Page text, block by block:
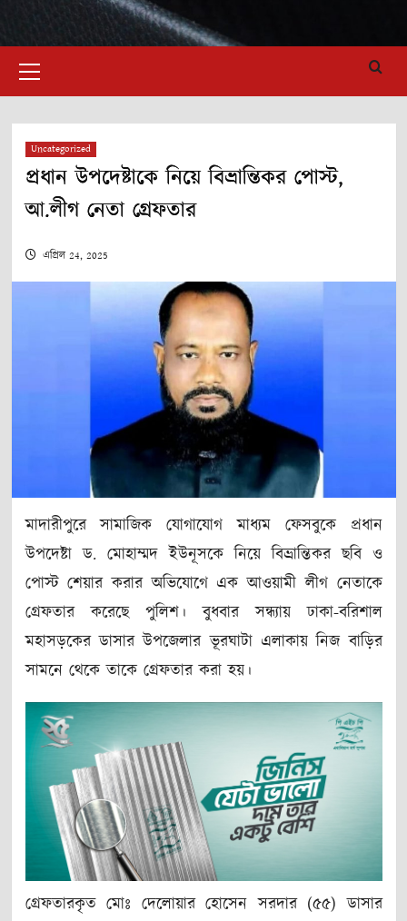
Menu
Uncategorized
প্রধান উপদেষ্টাকে নিয়ে বিভ্রান্তিকর পোস্ট,
আ.লীগ নেতা গ্রেফতার
এপ্রিল 24, 2025
মাদারীপুরে সামাজিক যোগাযোগ মাধ্যম ফেসবুকে প্রধান
উপদেষ্টা ড. মোহাম্মদ ইউনূসকে নিয়ে বিভ্রান্তিকর ছবি ও
পোস্ট শেয়ার করার অভিযোগে এক আওয়ামী লীগ নেতাকে
গ্রেফতার করেছে পুলিশ। বুধবার সন্ধ্যায় ঢাকা-বরিশাল
মহাসড়কের ডাসার উপজেলার ভূরঘাটা এলাকায় নিজ বাড়ির
সামনে থেকে তাকে গ্রেফতার করা হয়।
গ্রেফতারকৃত মোঃ দেলোয়ার হোসেন সরদার (৫৫) ডাসার